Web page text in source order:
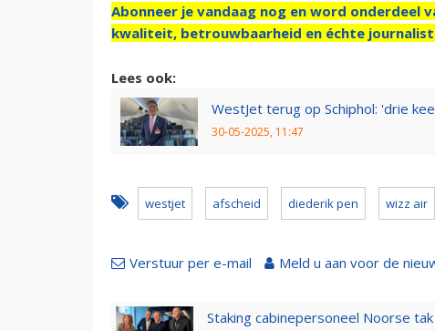
Abonneer je vandaag nog en word onderdeel
kwaliteit, betrouwbaarheid en échte
Lees ook:
WestJet terug op Schiphol: 'drie
30-05-2025, 11:47
westjet afscheid diederik pen wizz air
Verstuur per e-mail Meld u aan voor de
Staking cabinepersoneel Noorse